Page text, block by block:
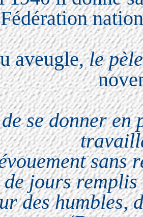
aveugle,le
se donner en
sans
de jours
des humbles,